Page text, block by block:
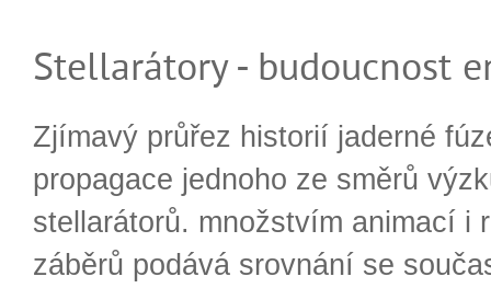
Stellarátory - budoucnost
Zjímavý průřez historií jaderné
propagace jednoho ze směrů
stellarátorů. množstvím animací i
záběrů podává srovnání se